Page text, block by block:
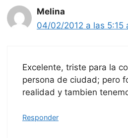
Melina
04/02/2012 a las 5:15
Excelente, triste para la
persona de ciudad; pero
realidad y tambien
Responder